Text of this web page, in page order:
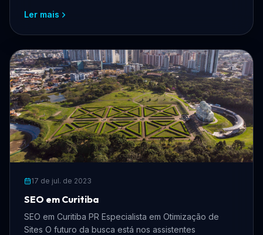
Ler mais
17 de jul. de 2023
SEO em Curitiba
SEO em Curitiba PR Especialista em Otimização de
Sites O futuro da busca está nos assistentes